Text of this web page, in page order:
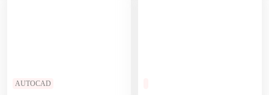
AUTOCAD